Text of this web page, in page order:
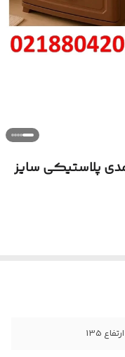
پلاستیکی سایز